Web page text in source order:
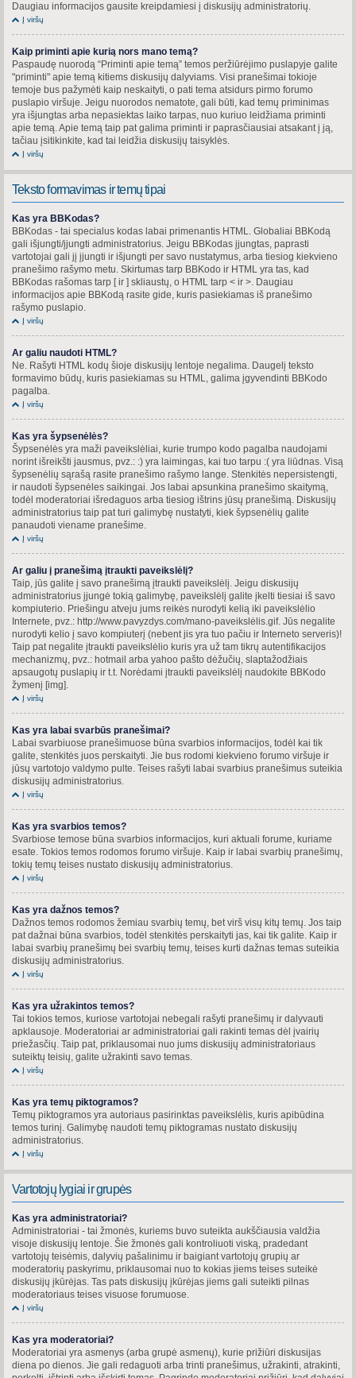
Daugiau informacijos gausite kreipdamiesi į diskusijų administratorių.
Į viršų
Kaip priminti apie kurią nors mano temą?
Paspaudę nuorodą “Priminti apie temą” temos peržiūrėjimo puslapyje galite
"priminti" apie temą kitiems diskusijų dalyviams. Visi pranešimai tokioje
temoje bus pažymėti kaip neskaityti, o pati tema atsidurs pirmo forumo
puslapio viršuje. Jeigu nuorodos nematote, gali būti, kad temų priminimas
yra išjungtas arba nepasiektas laiko tarpas, nuo kuriuo leidžiama priminti
apie temą. Apie temą taip pat galima priminti ir paprasčiausiai atsakant į ją,
tačiau įsitikinkite, kad tai leidžia diskusijų taisyklės.
Į viršų
Teksto formavimas ir temų tipai
Kas yra BBKodas?
BBKodas - tai specialus kodas labai primenantis HTML. Globaliai BBKodą
gali išjungti/įjungti administratorius. Jeigu BBKodas įjungtas, paprasti
vartotojai gali jį įjungti ir išjungti per savo nustatymus, arba tiesiog kiekvieno
pranešimo rašymo metu. Skirtumas tarp BBKodo ir HTML yra tas, kad
BBKodas rašomas tarp [ ir ] skliaustų, o HTML tarp < ir >. Daugiau
informacijos apie BBKodą rasite gide, kuris pasiekiamas iš pranešimo
rašymo puslapio.
Į viršų
Ar galiu naudoti HTML?
Ne. Rašyti HTML kodų šioje diskusijų lentoje negalima. Daugelį teksto
formavimo būdų, kuris pasiekiamas su HTML, galima įgyvendinti BBKodo
pagalba.
Į viršų
Kas yra šypsenėlės?
Šypsenėlės yra maži paveikslėliai, kurie trumpo kodo pagalba naudojami
norint išreikšti jausmus, pvz.: :) yra laimingas, kai tuo tarpu :( yra liūdnas. Visą
šypsenėlių sąrašą rasite pranešimo rašymo lange. Stenkitės nepersistengti,
ir naudoti šypsenėles saikingai. Jos labai apsunkina pranešimo skaitymą,
todėl moderatoriai išredaguos arba tiesiog ištrins jūsų pranešimą. Diskusijų
administratorius taip pat turi galimybę nustatyti, kiek šypsenėlių galite
panaudoti viename pranešime.
Į viršų
Ar galiu į pranešimą įtraukti paveikslėlį?
Taip, jūs galite į savo pranešimą įtraukti paveikslėlį. Jeigu diskusijų
administratorius įjungė tokią galimybę, paveikslėlį galite įkelti tiesiai iš savo
kompiuterio. Priešingu atveju jums reikės nurodyti kelią iki paveikslėlio
Internete, pvz.: http://www.pavyzdys.com/mano-paveikslėlis.gif. Jūs negalite
nurodyti kelio į savo kompiuterį (nebent jis yra tuo pačiu ir Interneto serveris)!
Taip pat negalite įtraukti paveikslėlio kuris yra už tam tikrų autentifikacijos
mechanizmų, pvz.: hotmail arba yahoo pašto dėžučių, slaptažodžiais
apsaugotų puslapių ir t.t. Norėdami įtraukti paveikslėlį naudokite BBKodo
žymenį [img].
Į viršų
Kas yra labai svarbūs pranešimai?
Labai svarbiuose pranešimuose būna svarbios informacijos, todėl kai tik
galite, stenkitės juos perskaityti. Jie bus rodomi kiekvieno forumo viršuje ir
jūsų vartotojo valdymo pulte. Teises rašyti labai svarbius pranešimus suteikia
diskusijų administratorius.
Į viršų
Kas yra svarbios temos?
Svarbiose temose būna svarbios informacijos, kuri aktuali forume, kuriame
esate. Tokios temos rodomos forumo viršuje. Kaip ir labai svarbių pranešimų,
tokių temų teises nustato diskusijų administratorius.
Į viršų
Kas yra dažnos temos?
Dažnos temos rodomos žemiau svarbių temų, bet virš visų kitų temų. Jos taip
pat dažnai būna svarbios, todėl stenkitės perskaityti jas, kai tik galite. Kaip ir
labai svarbių pranešimų bei svarbių temų, teises kurti dažnas temas suteikia
diskusijų administratorius.
Į viršų
Kas yra užrakintos temos?
Tai tokios temos, kuriose vartotojai nebegali rašyti pranešimų ir dalyvauti
apklausoje. Moderatoriai ar administratoriai gali rakinti temas dėl įvairių
priežasčių. Taip pat, priklausomai nuo jums diskusijų administratoriaus
suteiktų teisių, galite užrakinti savo temas.
Į viršų
Kas yra temų piktogramos?
Temų piktogramos yra autoriaus pasirinktas paveikslėlis, kuris apibūdina
temos turinį. Galimybę naudoti temų piktogramas nustato diskusijų
administratorius.
Į viršų
Vartotojų lygiai ir grupės
Kas yra administratoriai?
Administratoriai - tai žmonės, kuriems buvo suteikta aukščiausia valdžia
visoje diskusijų lentoje. Šie žmonės gali kontroliuoti viską, pradedant
vartotojų teisėmis, dalyvių pašalinimu ir baigiant vartotojų grupių ar
moderatorių paskyrimu, priklausomai nuo to kokias jiems teises suteikė
diskusijų įkūrėjas. Tas pats diskusijų įkūrėjas jiems gali suteikti pilnas
moderatoriaus teises visuose forumuose.
Į viršų
Kas yra moderatoriai?
Moderatoriai yra asmenys (arba grupė asmenų), kurie prižiūri diskusijas
diena po dienos. Jie gali redaguoti arba trinti pranešimus, užrakinti, atrakinti,